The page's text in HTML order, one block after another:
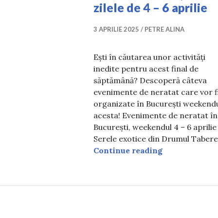
zilele de 4 – 6 aprilie
3 APRILIE 2025 PETRE ALINA
Ești în căutarea unor activități
inedite pentru acest final de
săptămână? Descoperă câteva
evenimente de neratat care vor
organizate în București
acesta! Evenimente de neratat în
București, weekendul 4 – 6 aprilie
Serele exotice din Drumul
Continue readingEvenimente